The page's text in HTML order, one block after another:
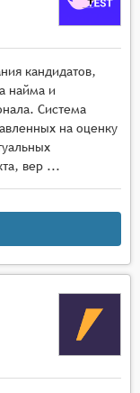
кандидатов,
найма и
Система
на оценку
вер ...